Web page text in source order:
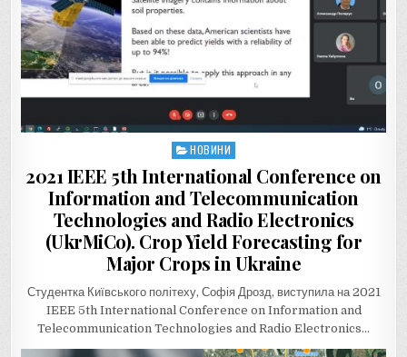
Posted
НОВИНИ
2021 IEEE 5th International Conference on
Information and Telecommunication
Technologies and Radio Electronics
(UkrMiCo). Crop Yield Forecasting for
Major Crops in Ukraine
Студентка Київського політеху, Софія Дрозд, виступила на 2021
IEEE 5th International Conference on Information and
Telecommunication Technologies and Radio Electronics…